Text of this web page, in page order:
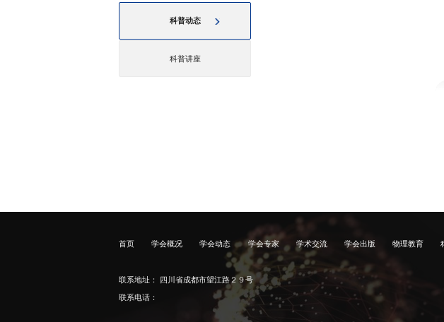
科普动态
科普讲座
首页 学会概况 学会动态 学会专家 学术交流 学会出版 物理教育
联系地址： 四川省成都市望江路２９号
联系电话：